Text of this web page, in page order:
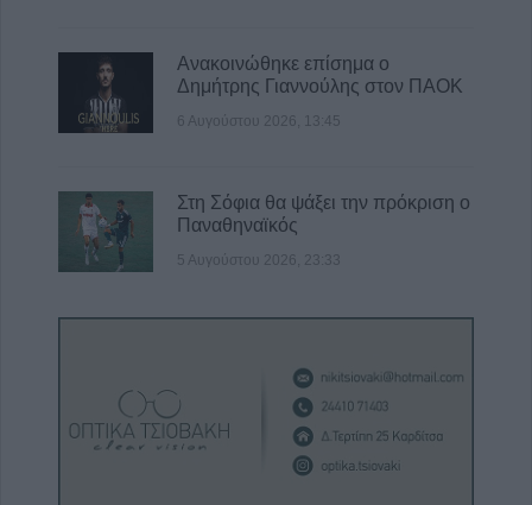
Ανακοινώθηκε επίσημα ο
Δημήτρης Γιαννούλης στον ΠΑΟΚ
6 Αυγούστου 2026, 13:45
Στη Σόφια θα ψάξει την πρόκριση ο
Παναθηναϊκός
5 Αυγούστου 2026, 23:33